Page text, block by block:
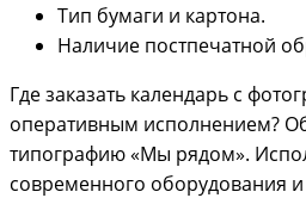
Тип бумаги и картона.
Наличие постпечатной
Где заказать календарь с
оперативным исполнением?
типографию «Мы рядом».
современного оборудования